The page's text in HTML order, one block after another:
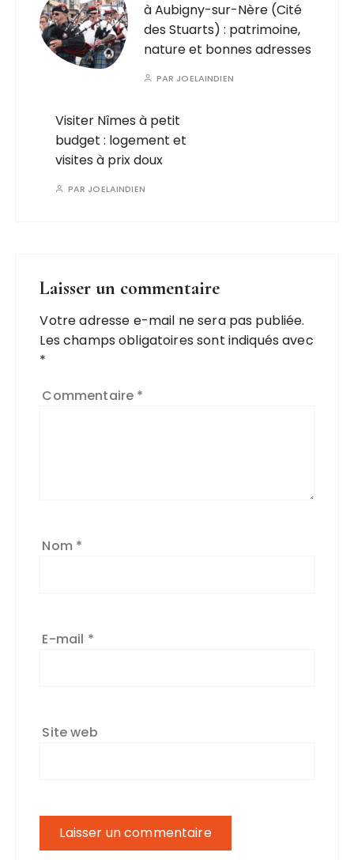
à Aubigny-sur-Nère (Cité
des Stuarts) : patrimoine,
nature et bonnes adresses
PAR JOELAINDIEN
Visiter Nîmes à petit
budget : logement et
visites à prix doux
PAR JOELAINDIEN
Laisser un commentaire
Votre adresse e-mail ne sera pas publiée.
Les champs obligatoires sont indiqués avec
*
Commentaire *
Nom *
E-mail *
Site web